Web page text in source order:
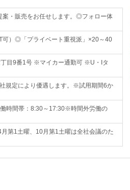
案・販売をお任せします。◎フォロー体
可）◎「プライベート重視派」×20～40
丁目9番1号 ※マイカー通勤可 ※U・Iタ
規定により優遇します。※試用期間6か
時間帯：8:30～17:30※時間外労働の
第1土曜、10月第1土曜は全社会議のた